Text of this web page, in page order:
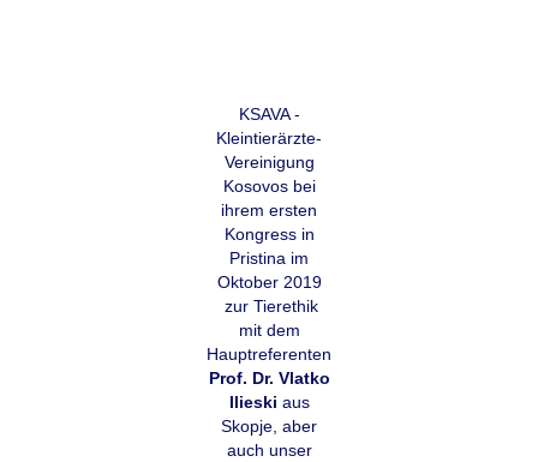
KSAVA -
Kleintierärzte-
Vereinigung
Kosovos bei
ihrem ersten
Kongress in
Pristina im
Oktober 2019
zur Tierethik
mit dem
Hauptreferenten
Prof. Dr. Vlatko
Ilieski aus
Skopje, aber
auch unser